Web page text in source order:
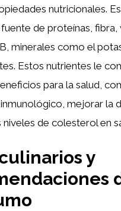
nutricionales.
de proteínas, fibra,
minerales como el
Estos nutrientes le
para la salud,
mejorar la
niveles de colesterol en
y